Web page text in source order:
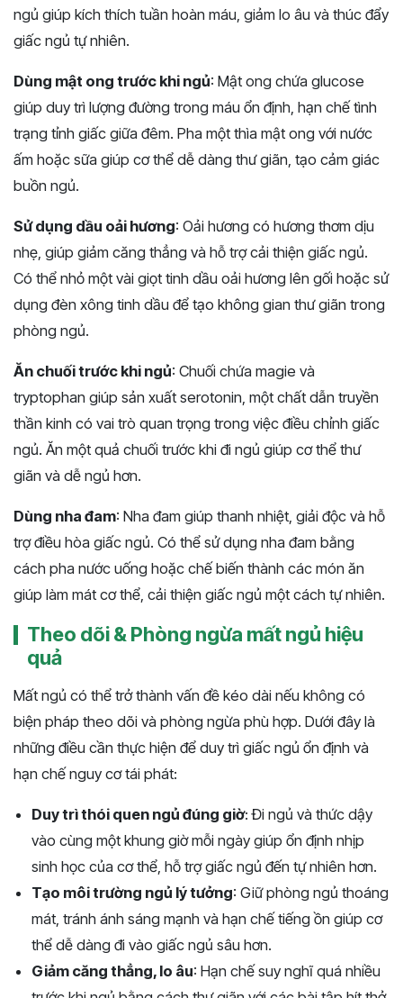
ngủ giúp kích thích tuần hoàn máu, giảm lo âu và thúc đẩy
giấc ngủ tự nhiên.
Dùng mật ong trước khi ngủ: Mật ong chứa glucose
giúp duy trì lượng đường trong máu ổn định, hạn chế tình
trạng tỉnh giấc giữa đêm. Pha một thìa mật ong với nước
ấm hoặc sữa giúp cơ thể dễ dàng thư giãn, tạo cảm giác
buồn ngủ.
Sử dụng dầu oải hương: Oải hương có hương thơm dịu
nhẹ, giúp giảm căng thẳng và hỗ trợ cải thiện giấc ngủ.
Có thể nhỏ một vài giọt tinh dầu oải hương lên gối hoặc sử
dụng đèn xông tinh dầu để tạo không gian thư giãn trong
phòng ngủ.
Ăn chuối trước khi ngủ: Chuối chứa magie và
tryptophan giúp sản xuất serotonin, một chất dẫn truyền
thần kinh có vai trò quan trọng trong việc điều chỉnh giấc
ngủ. Ăn một quả chuối trước khi đi ngủ giúp cơ thể thư
giãn và dễ ngủ hơn.
Dùng nha đam: Nha đam giúp thanh nhiệt, giải độc và hỗ
trợ điều hòa giấc ngủ. Có thể sử dụng nha đam bằng
cách pha nước uống hoặc chế biến thành các món ăn
giúp làm mát cơ thể, cải thiện giấc ngủ một cách tự nhiên.
Theo dõi & Phòng ngừa mất ngủ hiệu
quả
Mất ngủ có thể trở thành vấn đề kéo dài nếu không có
biện pháp theo dõi và phòng ngừa phù hợp. Dưới đây là
những điều cần thực hiện để duy trì giấc ngủ ổn định và
hạn chế nguy cơ tái phát:
Duy trì thói quen ngủ đúng giờ: Đi ngủ và thức dậy
vào cùng một khung giờ mỗi ngày giúp ổn định nhịp
sinh học của cơ thể, hỗ trợ giấc ngủ đến tự nhiên hơn.
Tạo môi trường ngủ lý tưởng: Giữ phòng ngủ thoáng
mát, tránh ánh sáng mạnh và hạn chế tiếng ồn giúp cơ
thể dễ dàng đi vào giấc ngủ sâu hơn.
Giảm căng thẳng, lo âu: Hạn chế suy nghĩ quá nhiều